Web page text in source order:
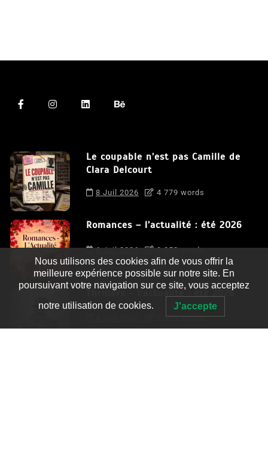
Le coupable n’est pas Camille de
Clara Delcourt
8 Juil 2026 4 779 words
Romances – l’actualité : été 2026
6 Juil 2026 3 052 words
Thrillers – l’actualité : été 2026
2 995 words
Nous utilisons des cookies afin de vous offrir la
meilleure expérience possible sur notre site. En
poursuivant votre navigation sur ce site, vous acceptez
notre utilisation de cookies. J'accepte